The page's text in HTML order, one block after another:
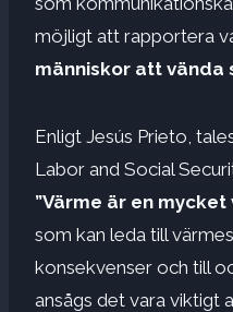
möjligt att rapportera
människor att vända
Enligt Jesús Prieto,
Labor and Social
”Värme är en mycket
som kan leda till
konsekvenser och till
ansågs det vara